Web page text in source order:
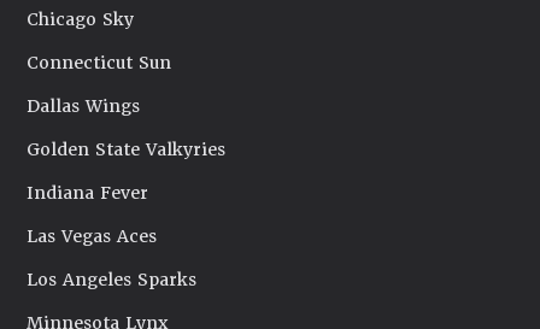
Chicago Sky
Connecticut Sun
Dallas Wings
Golden State Valkyries
Indiana Fever
Las Vegas Aces
Los Angeles Sparks
Minnesota Lynx